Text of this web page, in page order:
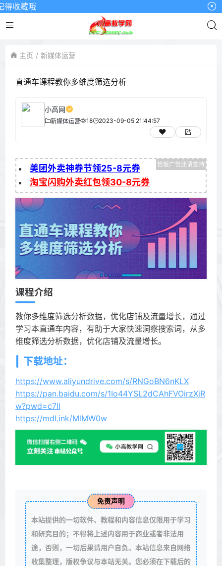
藏哦
主页 新媒体运营
直通车课程教你多维度筛选分析
小高网
新媒体运营 18 2023-09-05 21:44:57
美团外卖神券节领25-8元券
淘宝闪购外卖红包领30-8元券
课程介绍
教你多维度筛选分析数据，优化店铺及流量增长，通过
学习本直通车内容，有助于大家快速洞察搜索词，从多
维度筛选分析数据，优化店铺及流量增长。
下载地址：
https://www.aliyundrive.com/s/RNGoBN6nKLX
https://pan.baidu.com/s/1Io44YSL2dCAhFVOirzXjR
w?pwd=c7ll
https://mdl.ink/MlMW0w
免责声明
本站提供的一切软件、教程和内容信息仅限用于学习
和研究目的；不得将上述内容用于商业或者非法用
途，否则，一切后果请用户自负。本站信息来自网络
收集整理，版权争议与本站无关。您必须在下载后的